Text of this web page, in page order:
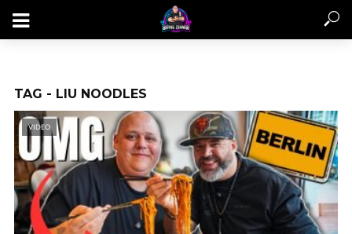
TAG - LIU NOODLES
VIDEO